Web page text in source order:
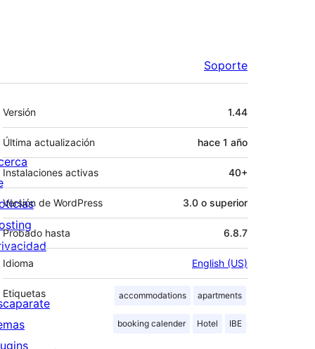
Soporte
Meta
Versión 1.44
Última actualización hace 1 año
Instalaciones activas 40+
Versión de WordPress 3.0 o superior
Probado hasta 6.8.7
Idioma English (US)
Etiquetas accommodations apartments
booking calender Hotel IBE